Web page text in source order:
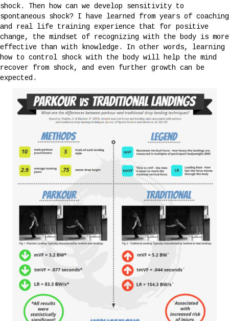
shock. Then how can we develop sensitivity to
spontaneous shock? I have learned from years of coaching
and real life training experience that for positive
change, the mindset of recognizing with the body is more
effective than with knowledge. In other words, learning
how to control shock with the body will help the mind
recover from shock, and even further growth can be
expected.